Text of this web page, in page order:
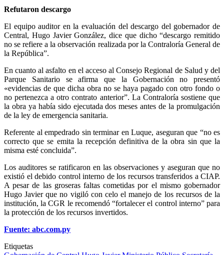
Refutaron descargo
El equipo auditor en la evaluación del descargo del gobernador de
Central, Hugo Javier González, dice que dicho “descargo remitido
no se refiere a la observación realizada por la Contraloría General de
la República”.
En cuanto al asfalto en el acceso al Consejo Regional de Salud y del
Parque Sanitario se afirma que la Gobernación no presentó
«evidencias de que dicha obra no se haya pagado con otro fondo o
no pertenezca a otro contrato anterior”. La Contraloría sostiene que
la obra ya había sido ejecutada dos meses antes de la promulgación
de la ley de emergencia sanitaria.
Referente al empedrado sin terminar en Luque, aseguran que “no es
correcto que se emita la recepción definitiva de la obra sin que la
misma esté concluida”.
Los auditores se ratificaron en las observaciones y aseguran que no
existió el debido control interno de los recursos transferidos a CIAP.
A pesar de las groseras faltas cometidas por el mismo gobernador
Hugo Javier que no vigiló con celo el manejo de los recursos de la
institución, la CGR le recomendó “fortalecer el control interno” para
la protección de los recursos invertidos.
Fuente: abc.com.py
Etiquetas